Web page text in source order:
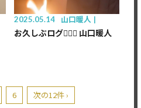
2025.05.14 山口暖人
お久しぶログ🙇🏻‍♂️ 山口暖人
6 次の12件 ›